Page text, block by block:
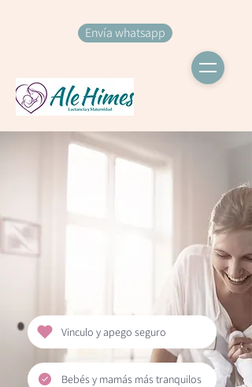
Envía whatsapp
Vinculo y apego seguro
Bebés y mamás más tranquilos